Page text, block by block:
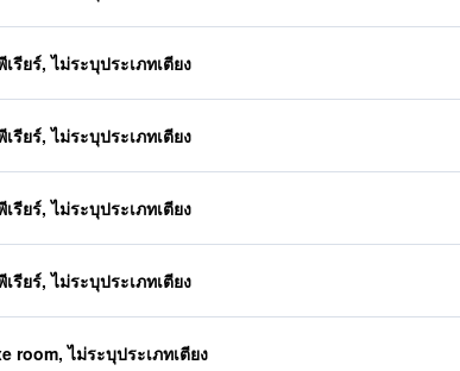
รียร์, ไม่ระบุประเภทเตียง
รียร์, ไม่ระบุประเภทเตียง
รียร์, ไม่ระบุประเภทเตียง
รียร์, ไม่ระบุประเภทเตียง
room, ไม่ระบุประเภทเตียง